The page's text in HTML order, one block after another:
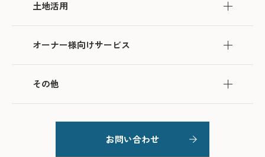
土地活用
オーナー様向けサービス
その他
お問い合わせ